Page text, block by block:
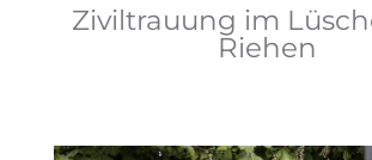
Ziviltrauung im
Riehen